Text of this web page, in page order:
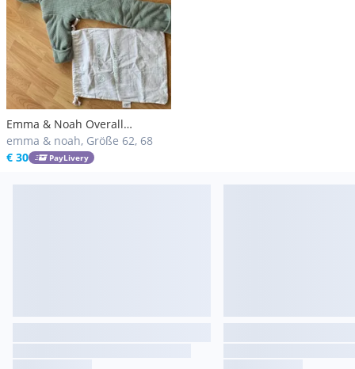
Emma & Noah Overall
essential mint
emma & noah, Größe 62, 68
€ 30
PayLivery